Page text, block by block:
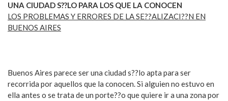
UNA CIUDAD S??LO PARA LOS QUE LA CONOCEN
LOS PROBLEMAS Y ERRORES DE LA SE??ALIZACI??N EN
BUENOS AIRES
Buenos Aires parece ser una ciudad s??lo apta para ser
recorrida por aquellos que la conocen. Si alguien no estuvo en
ella antes o se trata de un porte??o que quiere ir a una zona por